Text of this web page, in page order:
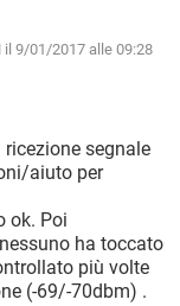
10
10
il 9/01/2017 alle 09:28
segnale
aiuto per
ok. Poi
ha toccato
più volte
(-69/-70dbm) .